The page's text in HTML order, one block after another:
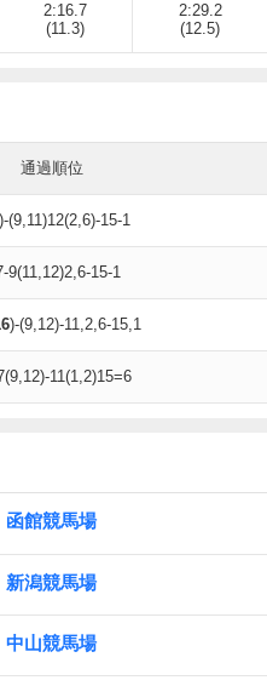
2:16.7
(11.3)
2:29.2
(12.5)
通過順位
)-(9,11)12(2,6)-15-1
9(11,12)2,6-15-1
)-(9,12)-11,2,6-15,1
11(1,2)15=6
函館競馬場
新潟競馬場
中山競馬場